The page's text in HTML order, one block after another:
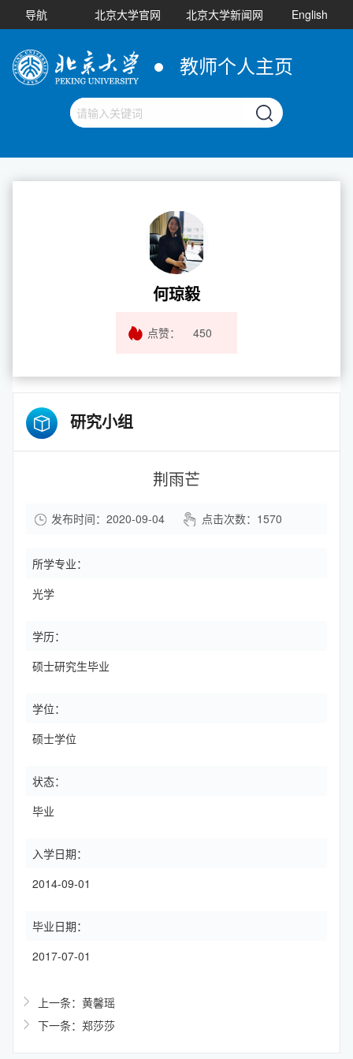
导航 北京大学官网 北京大学新闻网 English
教师个人主页
何琼毅
点赞： 450
研究小组
荆雨芒
发布时间：2020-09-04 点击次数： 1570
所学专业：
光学
学历：
硕士研究生毕业
学位：
硕士学位
状态：
毕业
入学日期：
2014-09-01
毕业日期：
2017-07-01
上一条：黄馨瑶
下一条：郑莎莎